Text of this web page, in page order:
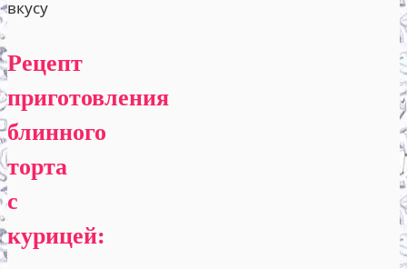
вкусу
Рецепт
приготовления
блинного
торта
с
курицей: